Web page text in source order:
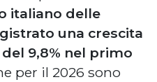
italiano delle
una crescita
del 9,8% nel primo
per il 2026 sono